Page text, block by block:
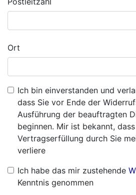
Ort
Ich bin einverstanden und
dass Sie vor Ende der
Ausführung der beauftragten
beginnen. Mir ist bekannt,
Vertragserfüllung durch Sie
verliere
Ich habe das mir zustehende
Kenntnis genommen